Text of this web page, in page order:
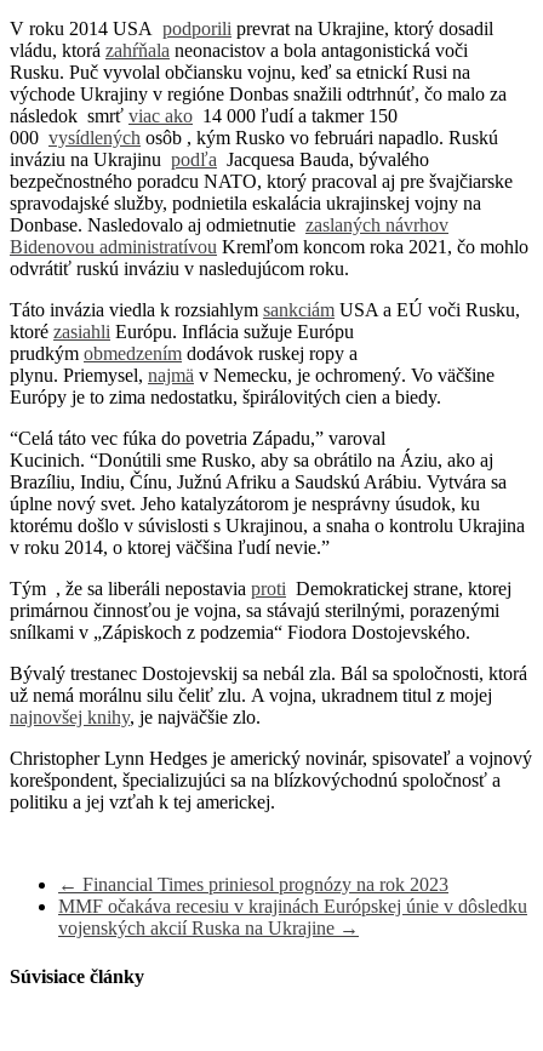
V roku 2014 USA podporili prevrat na Ukrajine, ktorý dosadil
vládu, ktorá zahŕňala neonacistov a bola antagonistická voči
Rusku. Puč vyvolal občiansku vojnu, keď sa etnickí Rusi na
východe Ukrajiny v regióne Donbas snažili odtrhnúť, čo malo za
následok smrť viac ako 14 000 ľudí a takmer 150
000 vysídlených osôb , kým Rusko vo februári napadlo. Ruskú
inváziu na Ukrajinu podľa Jacquesa Bauda, ​​bývalého
bezpečnostného poradcu NATO, ktorý pracoval aj pre švajčiarske
spravodajské služby, podnietila eskalácia ukrajinskej vojny na
Donbase. Nasledovalo aj odmietnutie zaslaných návrhov
Bidenovou administratívou Kremľom koncom roka 2021, čo mohlo
odvrátiť ruskú inváziu v nasledujúcom roku.
Táto invázia viedla k rozsiahlym sankciám USA a EÚ voči Rusku,
ktoré zasiahli Európu. Inflácia sužuje Európu
prudkým obmedzením dodávok ruskej ropy a
plynu. Priemysel, najmä v Nemecku, je ochromený. Vo väčšine
Európy je to zima nedostatku, špirálovitých cien a biedy.
“Celá táto vec fúka do povetria Západu,” varoval
Kucinich. “Donútili sme Rusko, aby sa obrátilo na Áziu, ako aj
Brazíliu, Indiu, Čínu, Južnú Afriku a Saudskú Arábiu. Vytvára sa
úplne nový svet. Jeho katalyzátorom je nesprávny úsudok, ku
ktorému došlo v súvislosti s Ukrajinou, a snaha o kontrolu Ukrajina
v roku 2014, o ktorej väčšina ľudí nevie.”
Tým , že sa liberáli nepostavia proti Demokratickej strane, ktorej
primárnou činnosťou je vojna, sa stávajú sterilnými, porazenými
snílkami v „Zápiskoch z podzemia“ Fiodora Dostojevského.
Bývalý trestanec Dostojevskij sa nebál zla. Bál sa spoločnosti, ktorá
už nemá morálnu silu čeliť zlu. A vojna, ukradnem titul z mojej
najnovšej knihy, je najväčšie zlo.
Christopher Lynn Hedges je americký novinár, spisovateľ a vojnový
korešpondent, špecializujúci sa na blízkovýchodnú spoločnosť a
politiku a jej vzťah k tej americkej.
← Financial Times priniesol prognózy na rok 2023
MMF očakáva recesiu v krajinách Európskej únie v dôsledku
vojenských akcií Ruska na Ukrajine →
Súvisiace články